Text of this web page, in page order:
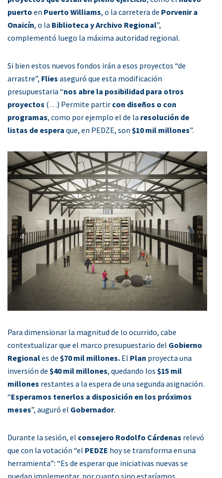
puerto en Puerto Williams, o la carretera de Porvenir a
Onaicín, o la Biblioteca y Archivo Regional”,
complementó luego la máxima autoridad regional.
Si bien estos nuevos fondos irán a esos proyectos “de
arrastre”, Flies aseguró que esta modificación
presupuestaria “nos abre la posibilidad para otros
proyectos (…) Permite partir con diseños o con
programas, como por ejemplo el de la resolución de
listas de espera que, en PEDZE, son $10 mil millones”.
Para dimensionar la magnitud de lo ocurrido, cabe
contextualizar que el marco presupuestario del Gobierno
Regionales de $70 mil millones. El Plan proyecta una
inversión de $40 mil millones, quedando los $15 mil
millones restantes a la espera de una segunda asignación.
“Esperamos tenerlos a disposición en los próximos
meses”, auguró el Gobernador.
Durante la sesión, el consejero Rodolfo Cárdenas relevó
que con la votación “el PEDZE hoy se transforma en una
herramienta”: “Es de esperar que iniciativas nuevas se